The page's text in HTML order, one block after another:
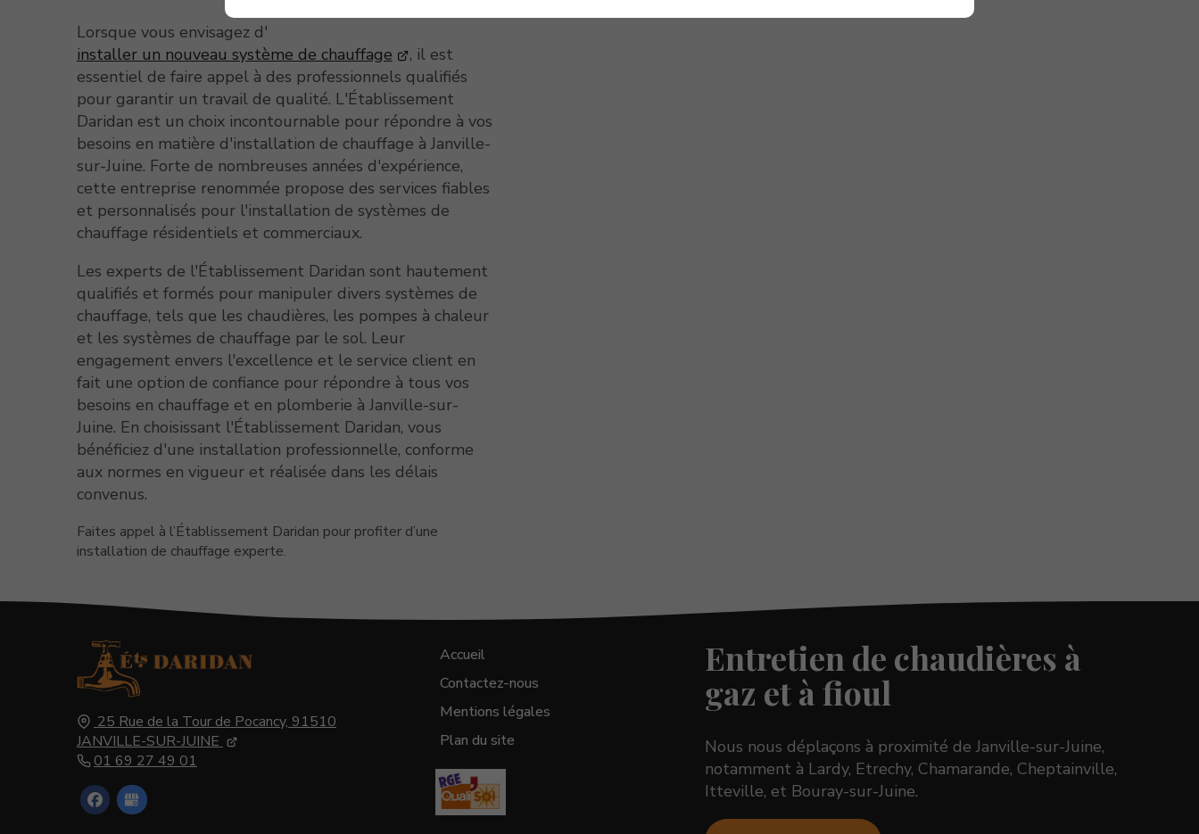
Lorsque vous envisagez d'
installer un nouveau système de chauffage
, il est
essentiel de faire appel à des professionnels qualifiés
pour garantir un travail de qualité. L'Établissement
Daridan est un choix incontournable pour répondre à vos
besoins en matière d'installation de chauffage à Janville-
sur-Juine. Forte de nombreuses années d'expérience,
cette entreprise renommée propose des services fiables
et personnalisés pour l'installation de systèmes de
chauffage résidentiels et commerciaux.
Les experts de l'Établissement Daridan sont hautement
qualifiés et formés pour manipuler divers systèmes de
chauffage, tels que les chaudières, les pompes à chaleur
et les systèmes de chauffage par le sol. Leur
engagement envers l'excellence et le service client en
fait une option de confiance pour répondre à tous vos
besoins en chauffage et en plomberie à Janville-sur-
Juine. En choisissant l'Établissement Daridan, vous
bénéficiez d'une installation professionnelle, conforme
aux normes en vigueur et réalisée dans les délais
convenus.
Faites appel à l’Établissement Daridan pour profiter d’une
installation de chauffage experte.
25 Rue de la Tour de Pocancy, 91510
JANVILLE-SUR-JUINE
01 69 27 49 01
Accueil
Contactez-nous
Mentions légales
Plan du site
Entretien de chaudières à
gaz et à fioul
Nous nous déplaçons à proximité de Janville-sur-Juine,
notamment à Lardy, Etrechy, Chamarande, Cheptainville,
Itteville, et Bouray-sur-Juine.